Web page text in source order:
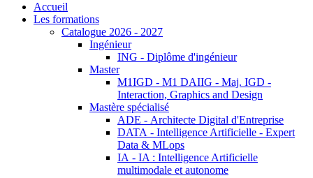
Accueil
Les formations
Catalogue 2026 - 2027
Ingénieur
ING - Diplôme d'ingénieur
Master
M1IGD - M1 DAIIG - Maj. IGD -
Interaction, Graphics and Design
Mastère spécialisé
ADE - Architecte Digital d'Entreprise
DATA - Intelligence Artificielle - Expert
Data & MLops
IA - IA : Intelligence Artificielle
multimodale et autonome